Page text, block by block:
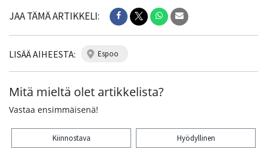
JAA TÄMÄ ARTIKKELI:
LISÄÄ AIHEESTA: espoo
Mitä mieltä olet artikkelista?
Vastaa ensimmäisenä!
Kiinnostava Hyödyllinen